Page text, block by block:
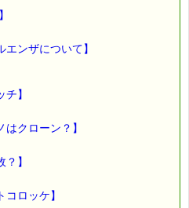
ンザについて】
】
クローン？】
】
ロッケ】